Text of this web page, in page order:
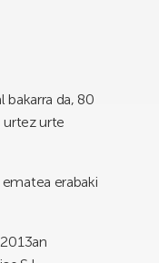
da, 80
urtez urte
erabaki